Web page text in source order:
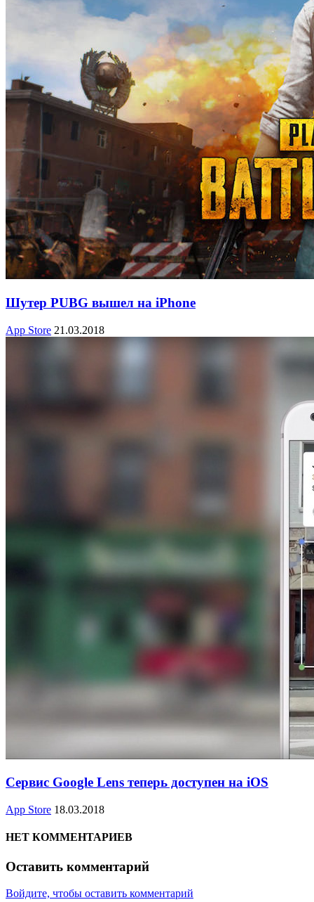
Шутер PUBG вышел на iPhone
App Store 21.03.2018
Сервис Google Lens теперь доступен на iOS
App Store 18.03.2018
НЕТ КОММЕНТАРИЕВ
Оставить комментарий
Войдите, чтобы оставить комментарий